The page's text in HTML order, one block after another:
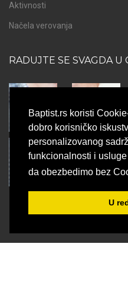
Baptist.rs koristi
dobro korisničko
personalizovanog
funkcionalnosti i
da obezbedimo bez
U
Aktivnosti
Načela verovanja
RADUJTE SE SVAGDA U